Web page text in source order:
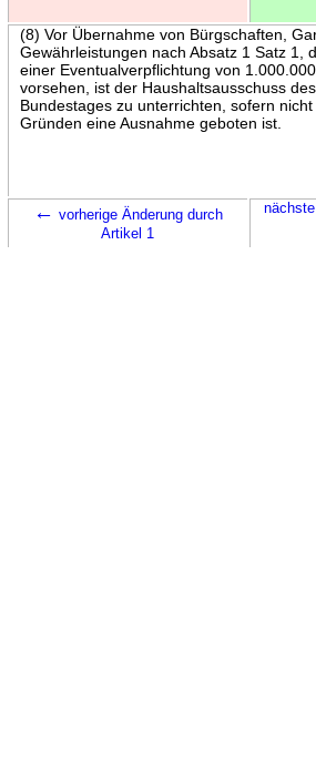
(8) Vor Übernahme von Bürgschaften,
Gewährleistungen nach Absatz 1 Satz 1,
einer Eventualverpflichtung von
vorsehen, ist der Haushaltsausschuss
Bundestages zu unterrichten, sofern
Gründen eine Ausnahme geboten ist.
← vorherige Änderung durch
Artikel 1